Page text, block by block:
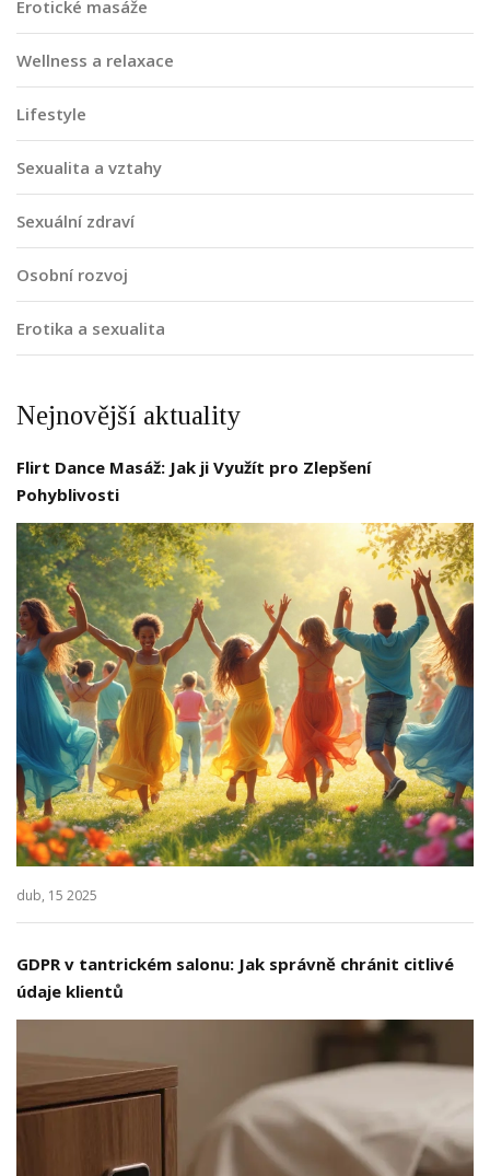
Erotické masáže
Wellness a relaxace
Lifestyle
Sexualita a vztahy
Sexuální zdraví
Osobní rozvoj
Erotika a sexualita
Nejnovější aktuality
Flirt Dance Masáž: Jak ji Využít pro Zlepšení
Pohyblivosti
dub, 15 2025
GDPR v tantrickém salonu: Jak správně chránit citlivé
údaje klientů